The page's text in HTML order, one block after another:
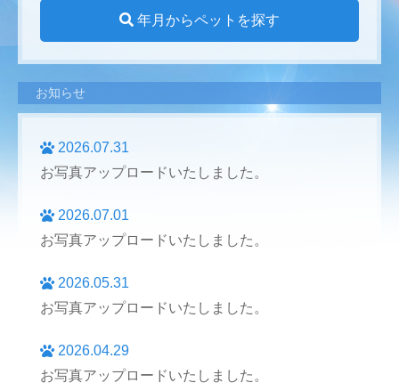
年月からペットを探す
お知らせ
2026.07.31
お写真アップロードいたしました。
2026.07.01
お写真アップロードいたしました。
2026.05.31
お写真アップロードいたしました。
2026.04.29
お写真アップロードいたしました。